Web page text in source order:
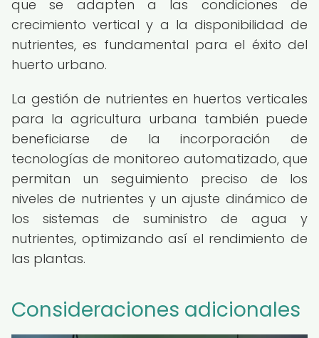
que se adapten a las condiciones de
crecimiento vertical y a la disponibilidad de
nutrientes, es fundamental para el éxito del
huerto urbano.
La gestión de nutrientes en huertos verticales
para la agricultura urbana también puede
beneficiarse de la incorporación de
tecnologías de monitoreo automatizado, que
permitan un seguimiento preciso de los
niveles de nutrientes y un ajuste dinámico de
los sistemas de suministro de agua y
nutrientes, optimizando así el rendimiento de
las plantas.
Consideraciones adicionales